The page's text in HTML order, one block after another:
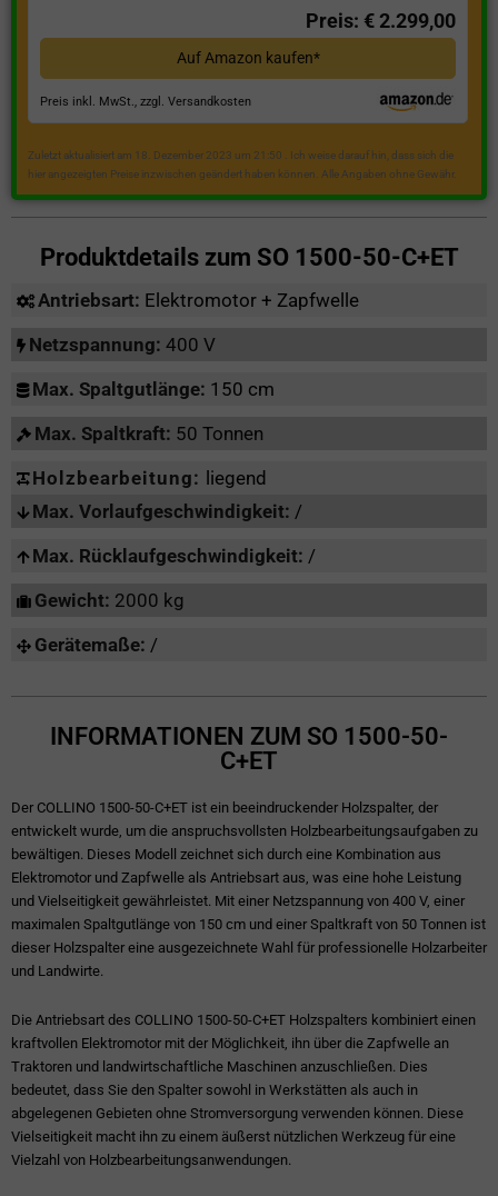
Preis: € 2.299,00
Auf Amazon kaufen*
Preis inkl. MwSt., zzgl. Versandkosten
Zuletzt aktualisiert am 18. Dezember 2023 um 21:50 . Ich weise darauf hin, dass sich die
hier angezeigten Preise inzwischen geändert haben können. Alle Angaben ohne Gewähr.
Produktdetails zum SO 1500-50-C+ET
Antriebsart: Elektromotor + Zapfwelle
Netzspannung: 400 V
Max. Spaltgutlänge: 150 cm
Max. Spaltkraft: 50 Tonnen
Holzbearbeitung: liegend
Max. Vorlaufgeschwindigkeit: /
Max. Rücklaufgeschwindigkeit: /
Gewicht: 2000 kg
Gerätemaße: /
INFORMATIONEN ZUM SO 1500-50-
C+ET
Der COLLINO 1500-50-C+ET ist ein beeindruckender Holzspalter, der
entwickelt wurde, um die anspruchsvollsten Holzbearbeitungsaufgaben zu
bewältigen. Dieses Modell zeichnet sich durch eine Kombination aus
Elektromotor und Zapfwelle als Antriebsart aus, was eine hohe Leistung
und Vielseitigkeit gewährleistet. Mit einer Netzspannung von 400 V, einer
maximalen Spaltgutlänge von 150 cm und einer Spaltkraft von 50 Tonnen ist
dieser Holzspalter eine ausgezeichnete Wahl für professionelle Holzarbeiter
und Landwirte.
Die Antriebsart des COLLINO 1500-50-C+ET Holzspalters kombiniert einen
kraftvollen Elektromotor mit der Möglichkeit, ihn über die Zapfwelle an
Traktoren und landwirtschaftliche Maschinen anzuschließen. Dies
bedeutet, dass Sie den Spalter sowohl in Werkstätten als auch in
abgelegenen Gebieten ohne Stromversorgung verwenden können. Diese
Vielseitigkeit macht ihn zu einem äußerst nützlichen Werkzeug für eine
Vielzahl von Holzbearbeitungsanwendungen.